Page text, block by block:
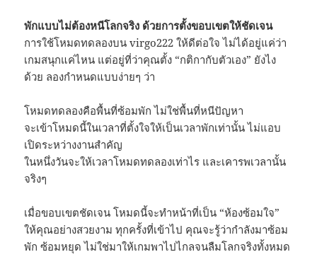
พักแบบไม่ต้องหนีโลกจริง ด้วยการตั้งขอบเขตให้ชัดเจน
การใช้โหมดทดลองบน virgo222 ให้ดีต่อใจ ไม่ได้อยู่แค่ว่า
เกมสนุกแค่ไหน แต่อยู่ที่ว่าคุณตั้ง “กติกากับตัวเอง” ยังไง
ด้วย ลองกำหนดแบบง่ายๆ ว่า
โหมดทดลองคือพื้นที่ซ้อมพัก ไม่ใช่พื้นที่หนีปัญหา
จะเข้าโหมดนี้ในเวลาที่ตั้งใจให้เป็นเวลาพักเท่านั้น ไม่แอบ
เปิดระหว่างงานสำคัญ
ในหนึ่งวันจะให้เวลาโหมดทดลองเท่าไร และเคารพเวลานั้น
จริงๆ
เมื่อขอบเขตชัดเจน โหมดนี้จะทำหน้าที่เป็น “ห้องซ้อมใจ”
ให้คุณอย่างสวยงาม ทุกครั้งที่เข้าไป คุณจะรู้ว่ากำลังมาซ้อม
พัก ซ้อมหยุด ไม่ใช่มาให้เกมพาไปไกลจนลืมโลกจริงทั้งหมด